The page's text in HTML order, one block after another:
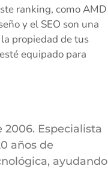
ranking, como AMD
y el SEO son una
propiedad de tus
equipado para
Especialista
años de
ayudando